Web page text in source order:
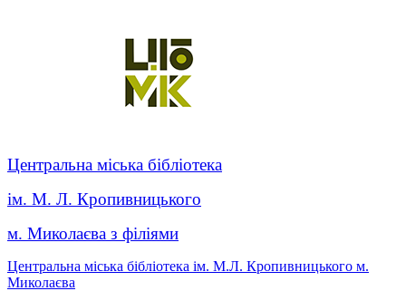
Центральна міська бібліотека
ім. М. Л. Кропивницького
м. Миколаєва з філіями
Центральна міська бібліотека ім. М.Л. Кропивницького м.
Миколаєва